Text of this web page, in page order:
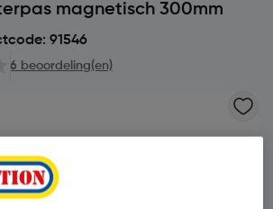
magnetisch 300mm
91546
6 beoordeling(en)